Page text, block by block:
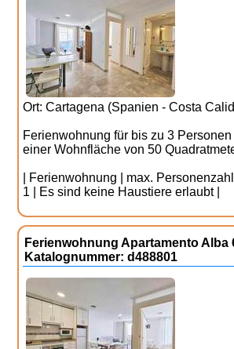
Ort: Cartagena (Spanien - Costa
Ferienwohnung für bis zu 3
einer Wohnfläche von 50
| Ferienwohnung | max.
1 | Es sind keine Haustiere erlaubt |
Ferienwohnung Apartamento Alba
Katalognummer: d488801